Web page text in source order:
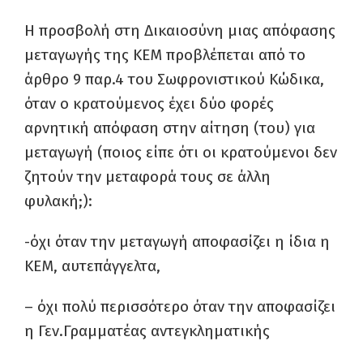
Η προσβολή στη Δικαιοσύνη μιας απόφασης
μεταγωγής της ΚΕΜ προβλέπεται από το
άρθρο 9 παρ.4 του Σωφρονιστικού Κώδικα,
όταν ο κρατούμενος έχει δύο φορές
αρνητική απόφαση στην αίτηση (του) για
μεταγωγή (ποιος είπε ότι οι κρατούμενοι δεν
ζητούν την μεταφορά τους σε άλλη
φυλακή;):
-όχι όταν την μεταγωγή αποφασίζει η ίδια η
ΚΕΜ, αυτεπάγγελτα,
– όχι πολύ περισσότερο όταν την αποφασίζει
η Γεν.Γραμματέας αντεγκληματικής